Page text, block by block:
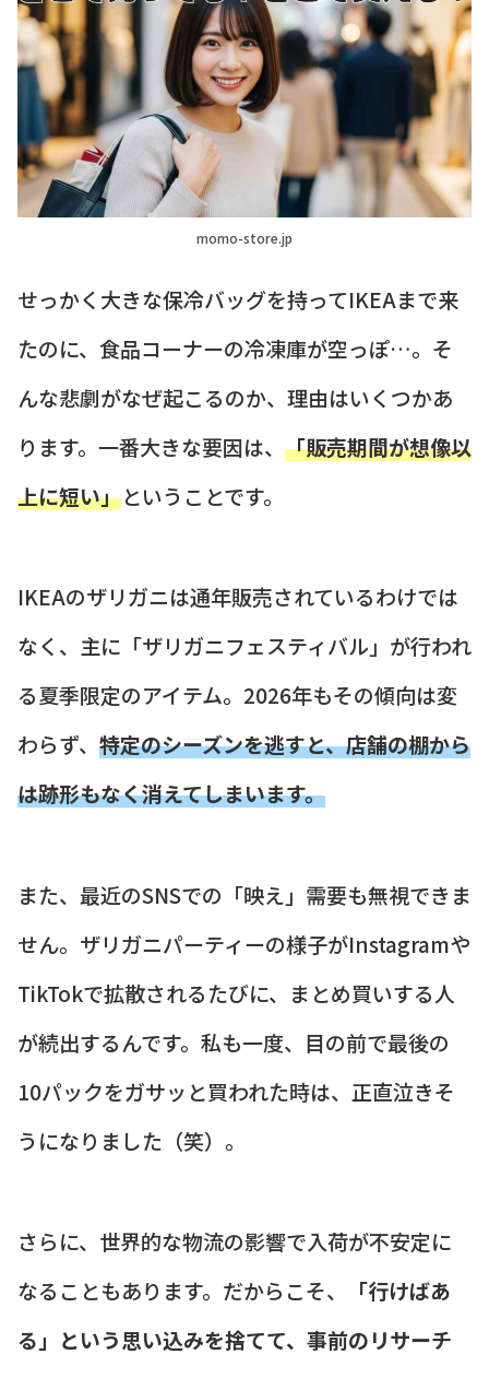
momo-store.jp
せっかく大きな保冷バッグを持ってIKEAまで来
たのに、食品コーナーの冷凍庫が空っぽ…。そ
んな悲劇がなぜ起こるのか、理由はいくつかあ
ります。一番大きな要因は、 「販売期間が想像以
上に短い」ということです。
IKEAのザリガニは通年販売されているわけでは
なく、主に「ザリガニフェスティバル」が行われ
る夏季限定のアイテム。2026年もその傾向は変
わらず、 特定のシーズンを逃すと、店舗の棚から
は跡形もなく消えてしまいます。
また、最近のSNSでの「映え」需要も無視できま
せん。ザリガニパーティーの様子がInstagramや
TikTokで拡散されるたびに、まとめ買いする人
が続出するんです。私も一度、目の前で最後の
10パックをガサッと買われた時は、正直泣きそ
うになりました（笑）。
さらに、世界的な物流の影響で入荷が不安定に
なることもあります。だからこそ、
「行けばあ
る」という思い込みを捨てて、事前のリサーチ